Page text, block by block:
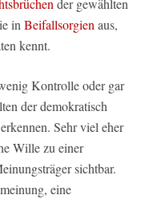
der gewählten
inBeifallsorgienaus,
kennt.
Kontrolle oder gar
der demokratisch
Sehr viel eher
Wille zu einer
sichtbar.
eine